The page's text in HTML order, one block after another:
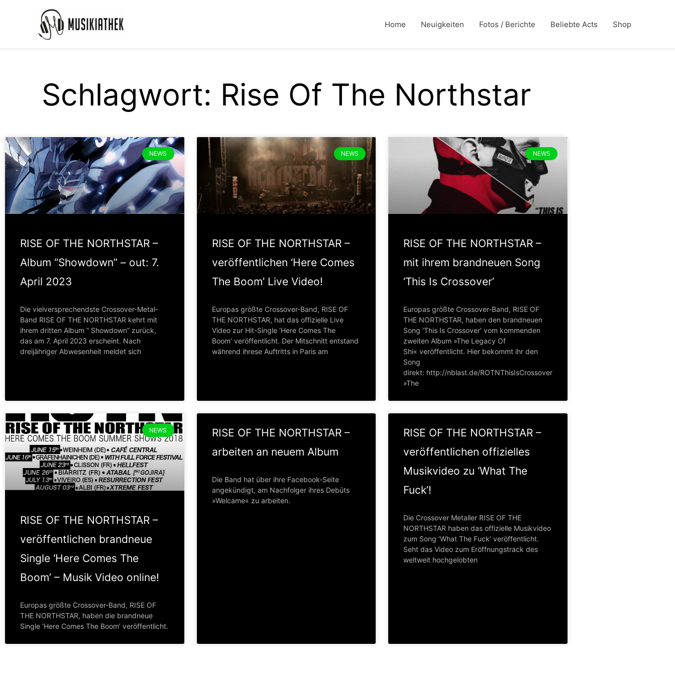
Home Neuigkeiten Fotos / Berichte Beliebte Acts Shop
Schlagwort: Rise Of The Northstar
NEWS
RISE OF THE NORTHSTAR –
Album “Showdown” – out: 7.
April 2023
Die vielversprechendste Crossover-Metal-
Band RISE OF THE NORTHSTAR kehrt mit
ihrem dritten Album “ Showdown” zurück,
das am 7. April 2023 erscheint. Nach
dreijähriger Abwesenheit meldet sich
NEWS
RISE OF THE NORTHSTAR –
veröffentlichen ‘Here Comes
The Boom’ Live Video!
Europas größte Crossover-Band, RISE OF
THE NORTHSTAR, hat das offizielle Live
Video zur Hit-Single ‘Here Comes The
Boom’ veröffentlicht. Der Mitschnitt entstand
während ihrese Auftritts in Paris am
NEWS
RISE OF THE NORTHSTAR –
mit ihrem brandneuen Song
‘This Is Crossover’
Europas größte Crossover-Band, RISE OF
THE NORTHSTAR, haben den brandneuen
Song ‘This Is Crossover’ vom kommenden
zweiten Album »The Legacy Of
Shi« veröffentlicht. Hier bekommt ihr den
Song
direkt: http://nblast.de/ROTNThisIsCrossover
»The
NEWS
RISE OF THE NORTHSTAR –
veröffentlichen brandneue
Single ‘Here Comes The
Boom’ – Musik Video online!
Europas größte Crossover-Band, RISE OF
THE NORTHSTAR, haben die brandneue
Single ‘Here Comes The Boom’ veröffentlicht.
RISE OF THE NORTHSTAR –
arbeiten an neuem Album
Die Band hat über ihre Facebook-Seite
angekündigt, am Nachfolger ihres Debüts
»Welcame« zu arbeiten.
RISE OF THE NORTHSTAR –
veröffentlichen offizielles
Musikvideo zu ‘What The
Fuck’!
Die Crossover Metaller RISE OF THE
NORTHSTAR haben das offizielle Musikvideo
zum Song ‘What The Fuck’ veröffentlicht.
Seht das Video zum Eröffnungstrack des
weltweit hochgelobten